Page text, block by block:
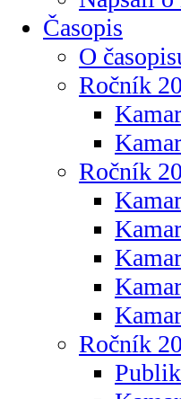
Časopis
O
Ročník
Ročník
Ročník